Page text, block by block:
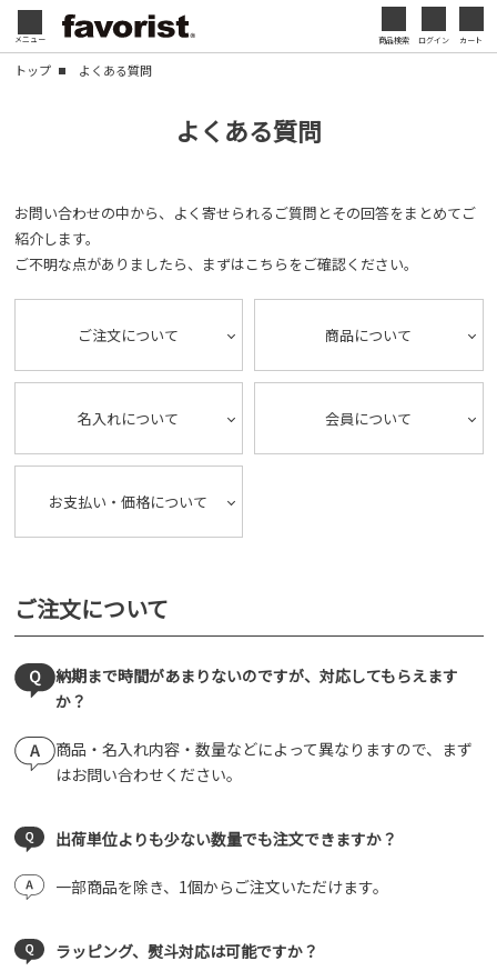
メニュー 商品検索 ログイン カート
トップ よくある質問
よくある質問
お問い合わせの中から、よく寄せられるご質問とその回答をまとめてご
紹介します。
ご不明な点がありましたら、まずはこちらをご確認ください。
ご注文について 商品について
名入れについて 会員について
お支払い・価格について
ご注文について
納期まで時間があまりないのですが、対応してもらえます
か？
商品・名入れ内容・数量などによって異なりますので、まず
はお問い合わせください。
出荷単位よりも少ない数量でも注文できますか？
一部商品を除き、1個からご注文いただけます。
ラッピング、熨斗対応は可能ですか？
会社名・ロゴ・メッセージなどを印刷して、オリジ
ナルデザインのノベルティを制作できます。展示会
ド認知度の向上にも効果的です。
閉じる